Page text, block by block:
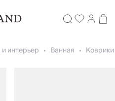
интерьер Ванная